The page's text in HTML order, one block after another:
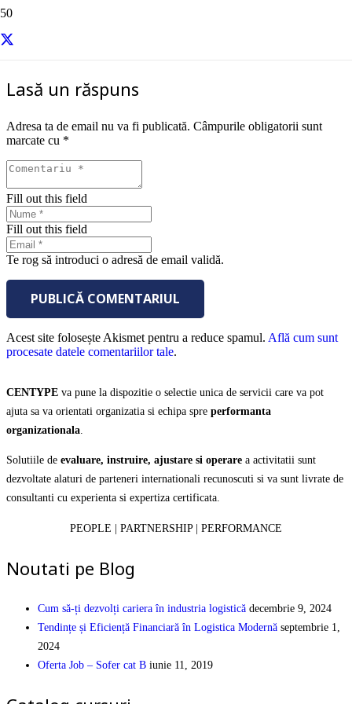
Lasă un răspuns
Adresa ta de email nu va fi publicată. Câmpurile obligatorii sunt
marcate cu *
Fill out this field
Fill out this field
Te rog să introduci o adresă de email validă.
PUBLICĂ COMENTARIUL
Acest site folosește Akismet pentru a reduce spamul. Află cum sunt
procesate datele comentariilor tale.
CENTYPE va pune la dispozitie o selectie unica de servicii care va pot
ajuta sa va orientati organizatia si echipa spre performanta
organizationala
Solutiile de evaluare, instruire, ajustare si operare a activitatii sunt
dezvoltate alaturi de parteneri internationali recunoscuti si va sunt livrate de
consultanti cu experienta si expertiza certificata.
PEOPLE | PARTNERSHIP | PERFORMANCE
Noutati pe Blog
Cum să-ți dezvolți cariera în industria logistică decembrie 9, 2024
Tendințe și Eficiență Financiară în Logistica Modernă septembrie 1,
2024
Oferta Job – Sofer cat B iunie 11, 2019